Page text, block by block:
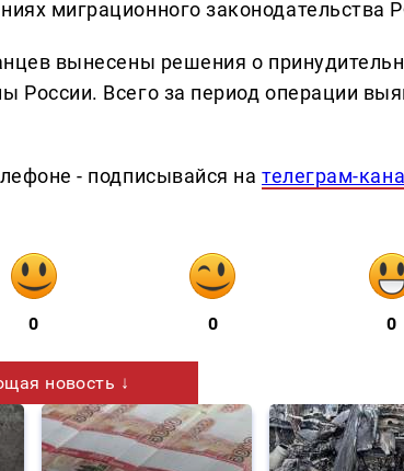
миграционного законодательства
вынесены решения о
России. Всего за период операции
- подписывайся нателеграм-
0 0 0
новость ↓